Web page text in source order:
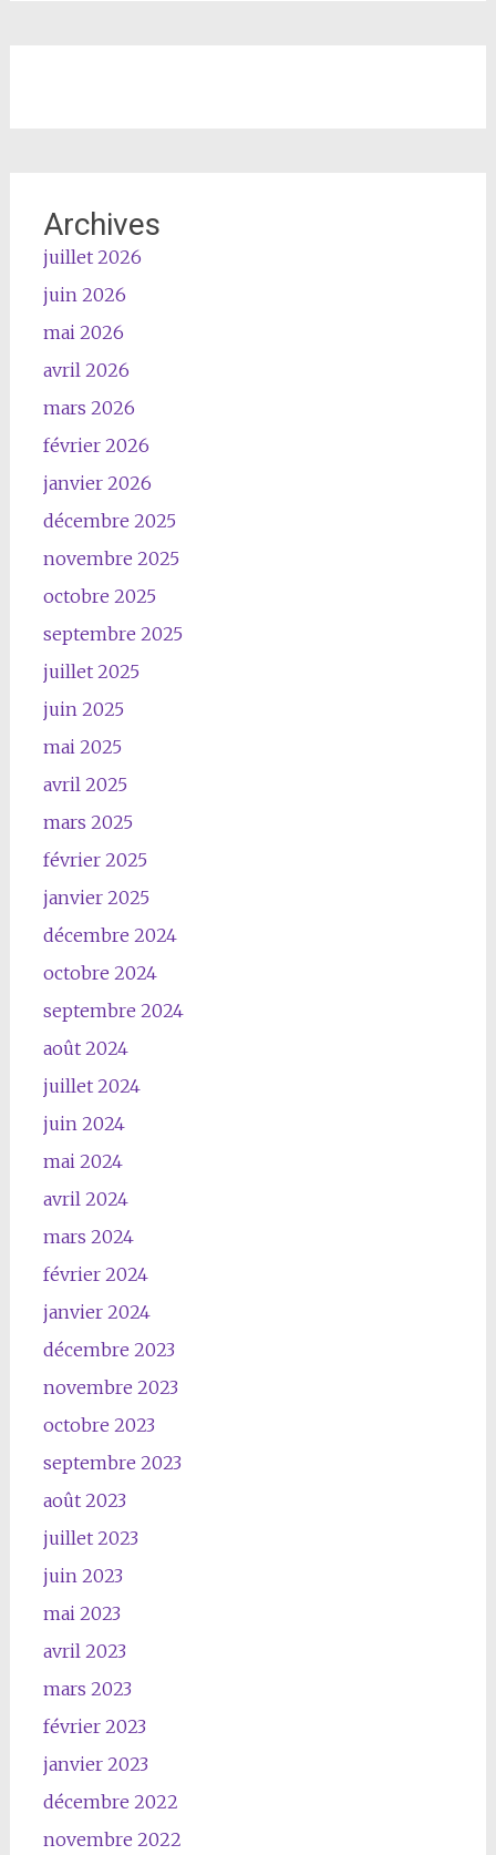
Archives
juillet 2026
juin 2026
mai 2026
avril 2026
mars 2026
février 2026
janvier 2026
décembre 2025
novembre 2025
octobre 2025
septembre 2025
juillet 2025
juin 2025
mai 2025
avril 2025
mars 2025
février 2025
janvier 2025
décembre 2024
octobre 2024
septembre 2024
août 2024
juillet 2024
juin 2024
mai 2024
avril 2024
mars 2024
février 2024
janvier 2024
décembre 2023
novembre 2023
octobre 2023
septembre 2023
août 2023
juillet 2023
juin 2023
mai 2023
avril 2023
mars 2023
février 2023
janvier 2023
décembre 2022
novembre 2022